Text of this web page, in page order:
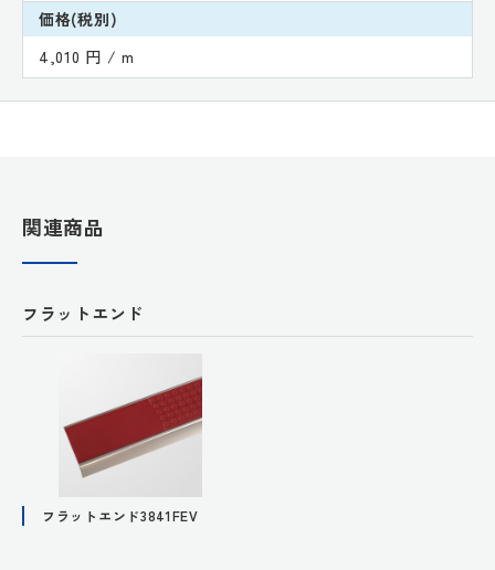
価格(税別)
4,010 円 / m
関連商品
フラットエンド
フラットエンド3841FEV